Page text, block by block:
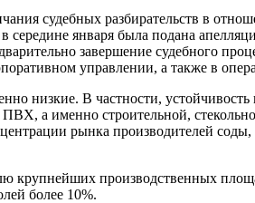
судебных разбирательств в
середине января была подана
завершение судебного
управлении, а также в
низкие. В частности,
а именно строительной,
рынка производителей
крупнейших производственных
более 10%.